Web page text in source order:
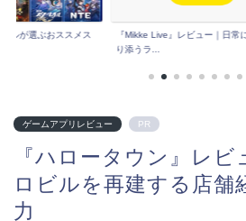
ルが選ぶおススメス
『Mikke Live』レビュー｜日常
り添うラ...
ゲームアプリレビュー PR
『ハロータウン』レビ
ロビルを再建する店舗
力